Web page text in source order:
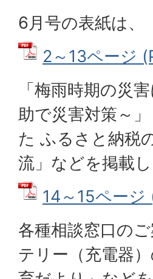
6月号の表紙は、
2～13ページ
「梅雨時期の災
助で災害対策～
た ふるさと納税
流」などを掲載し
14～15ページ
各種相談窓口の
テリー（充電器